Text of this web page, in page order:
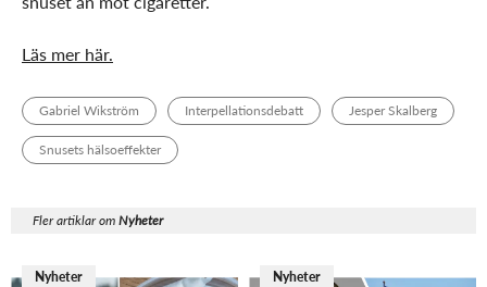
Läs mer här.
Gabriel Wikström Interpellationsdebatt Jesper Skalberg
Snusets hälsoeffekter
Fler artiklar omNyheter
Nyheter Nyheter